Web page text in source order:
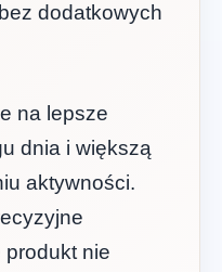
dodatkowych
na lepsze
dnia i większą
aktywności.
produkt nie